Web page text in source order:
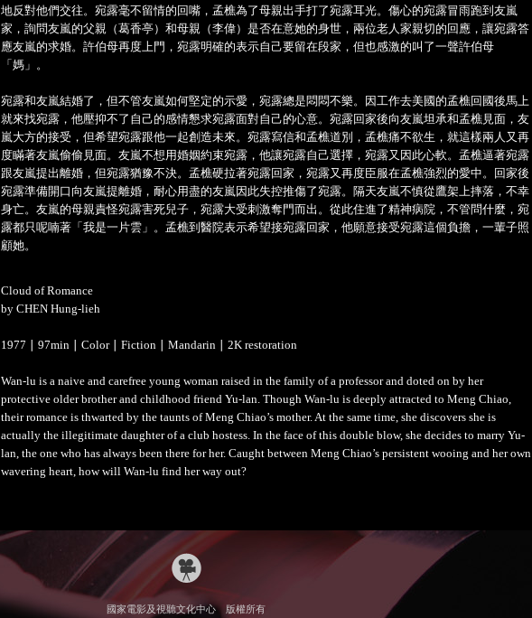
地反對他們交往。宛露毫不留情的回嘴，孟樵為了母親出手打了宛露耳光。傷心的宛露冒雨跑到友嵐
家，詢問友嵐的父親（葛香亭）和母親（李偉）是否在意她的身世，兩位老人家親切的回應，讓宛露答
應友嵐的求婚。許伯母再度上門，宛露明確的表示自己要留在段家，但也感激的叫了一聲許伯母
「媽」。
宛露和友嵐結婚了，但不管友嵐如何堅定的示愛，宛露總是悶悶不樂。因工作去美國的孟樵回國後馬上
就來找宛露，他壓抑不了自己的感情懇求宛露面對自己的心意。宛露回家後向友嵐坦承和孟樵見面，友
嵐大方的接受，但希望宛露跟他一起創造未來。宛露寫信和孟樵道別，孟樵痛不欲生，就這樣兩人又再
度瞞著友嵐偷偷見面。友嵐不想用婚姻約束宛露，他讓宛露自己選擇，宛露又因此心軟。孟樵逼著宛露
跟友嵐提出離婚，但宛露猶豫不決。孟樵硬拉著宛露回家，宛露又再度臣服在孟樵強烈的愛中。回家後
宛露準備開口向友嵐提離婚，耐心用盡的友嵐因此失控推傷了宛露。隔天友嵐不慎從鷹架上摔落，不幸
身亡。友嵐的母親責怪宛露害死兒子，宛露大受刺激奪門而出。從此住進了精神病院，不管問什麼，宛
露都只呢喃著「我是一片雲」。孟樵到醫院表示希望接宛露回家，他願意接受宛露這個負擔，一輩子照
顧她。
Cloud of Romance
by CHEN Hung-lieh
1977 ∣ 97min ∣ Color ∣ Fiction ∣ Mandarin ∣ 2K restoration
Wan-lu is a naive and carefree young woman raised in the family of a professor and doted on by her
protective older brother and childhood friend Yu-lan. Though Wan-lu is deeply attracted to Meng Chiao,
their romance is thwarted by the taunts of Meng Chiao’s mother. At the same time, she discovers she is
actually the illegitimate daughter of a club hostess. In the face of this double blow, she decides to marry Yu-
lan, the one who has always been there for her. Caught between Meng Chiao’s persistent wooing and her own
wavering heart, how will Wan-lu find her way out?
國家電影及視聽文化中心 版權所有